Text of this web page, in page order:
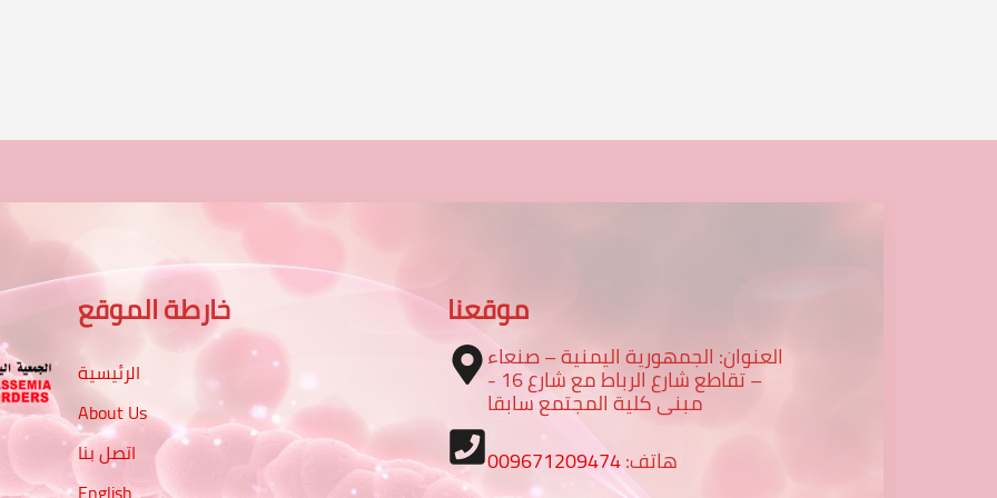
خارطة الموقع
الرئيسية
About Us
اتصل بنا
موقعنا
العنوان: الجمهورية اليمنية – صنعاء
– تقاطع شارع الرباط مع شارع 16 -
مبنى كلية المجتمع سابقا
هاتف:009671209474